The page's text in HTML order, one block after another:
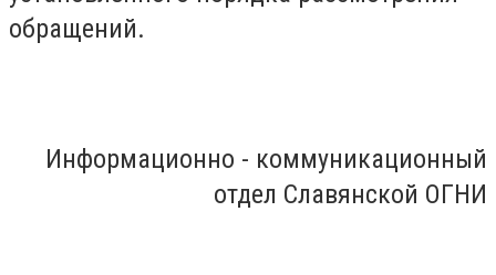
обращений.
Информационно - коммуникационный
отдел Славянской ОГНИ